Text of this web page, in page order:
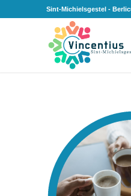
Sint-Michielsgestel -